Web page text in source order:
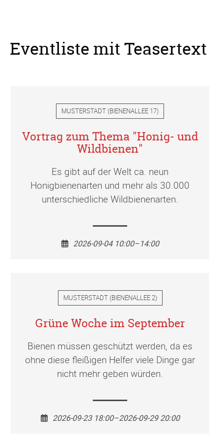
Eventliste mit Teasertext
MUSTERSTADT (BIENENALLEE 17)
Vortrag zum Thema "Honig- und
Wildbienen"
Es gibt auf der Welt ca. neun
Honigbienenarten und mehr als 30.000
unterschiedliche Wildbienenarten.
2026-09-04 10:00–14:00
MUSTERSTADT(BIENENALLEE 2)
Grüne Woche im September
Bienen müssen geschützt werden, da es
ohne diese fleißigen Helfer viele Dinge gar
nicht mehr geben würden.
2026-09-23 18:00–2026-09-29 20:00